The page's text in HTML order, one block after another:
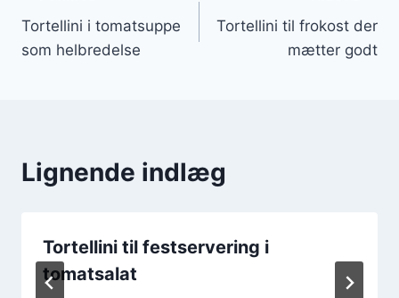
Tortellini i tomatsuppe
som helbredelse
Tortellini til frokost der
mætter godt
Lignende indlæg
Tortellini til festservering i
tomatsalat